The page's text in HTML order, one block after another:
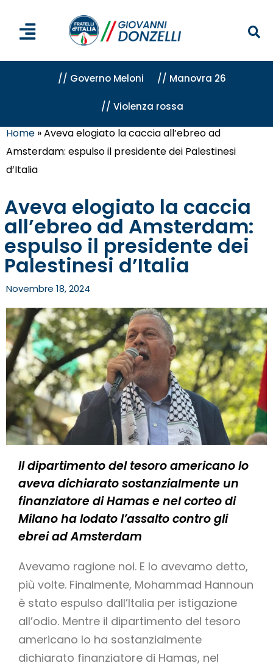
// Governo Meloni // Manovra 26
// Violenza rossa
Home »Aveva elogiato la caccia all’ebreo ad
Amsterdam: espulso il presidente dei Palestinesi
d’Italia
Aveva elogiato la caccia
all’ebreo ad Amsterdam:
espulso il presidente dei
Palestinesi d’Italia
Novembre 18, 2024
Il dipartimento del tesoro americano lo
aveva dichiarato sostanzialmente un
finanziatore di Hamas e nel corteo di
Milano ha lodato l’assalto contro gli
ebrei ad Amsterdam
Avevamo ragione noi. E lo avevamo detto,
più volte. Finalmente, Mohammad Hannoun
è stato espulso dall’Italia per istigazione
all’odio. Mentre il dipartimento del tesoro
americano lo ha sostanzialmente
dichiarato finanziatore di Hamas, nel